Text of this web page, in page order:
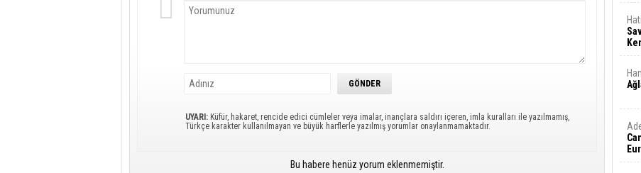
UYARI: Küfür, hakaret, rencide edici cümleler veya imalar, inançlara saldırı içeren, imla kuralları ile yazılmamış,
Türkçe karakter kullanılmayan ve büyük harflerle yazılmış yorumlar onaylanmamaktadır.
Bu habere henüz yorum eklenmemiştir.